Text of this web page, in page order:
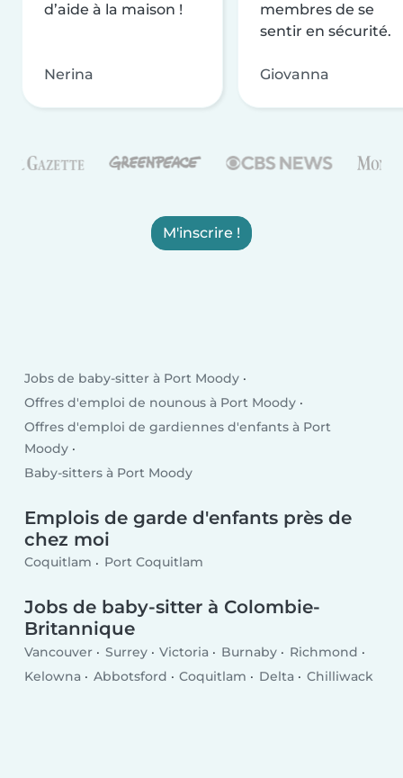
d’aide à la maison !
Nerina
membres de se
sentir en sécurité.
Giovanna
M'inscrire !
Jobs de baby-sitter à Port Moody
Offres d'emploi de nounous à Port Moody
Offres d'emploi de gardiennes d'enfants à Port
Moody
Baby-sitters à Port Moody
Emplois de garde d'enfants près de
chez moi
Coquitlam Port Coquitlam
Jobs de baby-sitter à Colombie-
Britannique
Vancouver Surrey Victoria Burnaby
Richmond
Kelowna
Abbotsford Coquitlam Delta Chilliwack